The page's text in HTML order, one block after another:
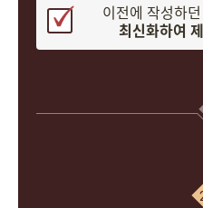
이전에 작성하던
최신화하여